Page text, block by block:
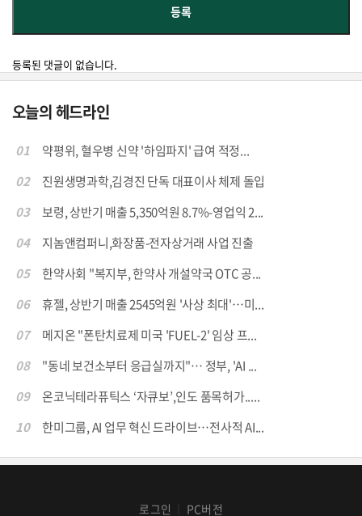
등록된 댓글이 없습니다.
오늘의 헤드라인
01
약평위, 혈우병 신약 '하임파지' 급여 적정...
02
진원생명과학,김경진 단독 대표이사 체제 돌입
03
보령, 상반기 매출 5,350억원 8.7%-영업익 2...
04
지놈앤컴퍼니,화장품-전자상거래 사업 진출
05
한약사회 "복지부, 한약사 개설약국 OTC 공...
06
휴젤, 상반기 매출 2545억원 '사상 최대'…미...
07
메지온 "폰탄치료제 미국 'FUEL-2' 임상 프...
08
"동네 보건소부터 응급실까지"… 정부, 'AI ...
09
온코닉테라퓨틱스 ‘자큐보’,인도 품목허가.....
10
한미그룹, AI 업무 혁신 드라이브…전사적 AI...
로그인 PC버전